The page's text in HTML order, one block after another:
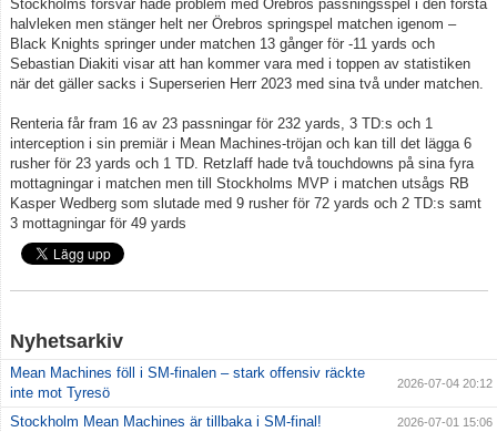
Stockholms försvar hade problem med Örebros passningsspel i den första
halvleken men stänger helt ner Örebros springspel matchen igenom –
Black Knights springer under matchen 13 gånger för -11 yards och
Sebastian Diakiti visar att han kommer vara med i toppen av statistiken
när det gäller sacks i Superserien Herr 2023 med sina två under matchen.
Renteria får fram 16 av 23 passningar för 232 yards, 3 TD:s och 1
interception i sin premiär i Mean Machines-tröjan och kan till det lägga 6
rusher för 23 yards och 1 TD. Retzlaff hade två touchdowns på sina fyra
mottagningar i matchen men till Stockholms MVP i matchen utsågs RB
Kasper Wedberg som slutade med 9 rusher för 72 yards och 2 TD:s samt
3 mottagningar för 49 yards
Nyhetsarkiv
Mean Machines föll i SM-finalen – stark offensiv räckte
inte mot Tyresö
2026-07-04 20:12
Stockholm Mean Machines är tillbaka i SM-final! 2026-07-01 15:06